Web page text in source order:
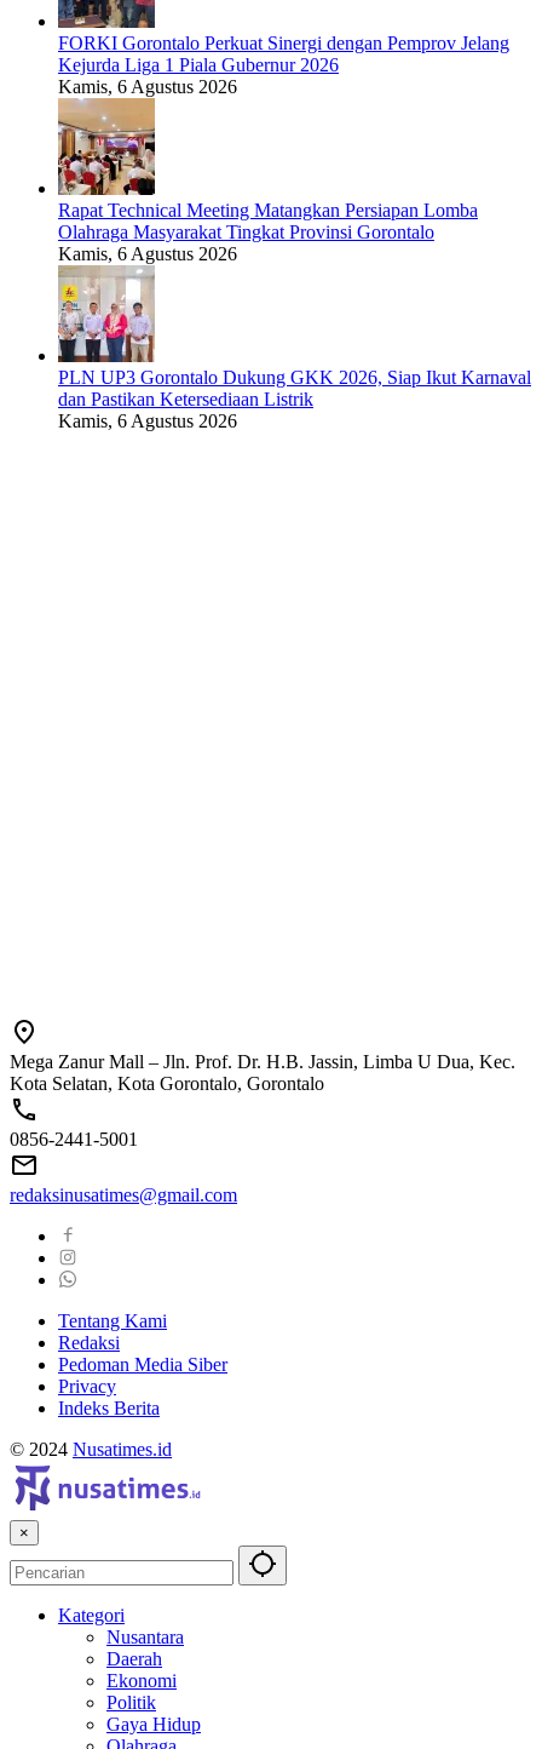
FORKI Gorontalo Perkuat Sinergi dengan Pemprov Jelang
Kejurda Liga 1 Piala Gubernur 2026
Kamis, 6 Agustus 2026
Rapat Technical Meeting Matangkan Persiapan Lomba
Olahraga Masyarakat Tingkat Provinsi Gorontalo
Kamis, 6 Agustus 2026
PLN UP3 Gorontalo Dukung GKK 2026, Siap Ikut Karnaval
dan Pastikan Ketersediaan Listrik
Kamis, 6 Agustus 2026
Mega Zanur Mall – Jln. Prof. Dr. H.B. Jassin, Limba U Dua, Kec.
Kota Selatan, Kota Gorontalo, Gorontalo
0856-2441-5001
redaksinusatimes@gmail.com
Tentang Kami
Redaksi
Pedoman Media Siber
Privacy
Indeks Berita
© 2024 Nusatimes.id
×
Kategori
Nusantara
Daerah
Ekonomi
Politik
Gaya Hidup